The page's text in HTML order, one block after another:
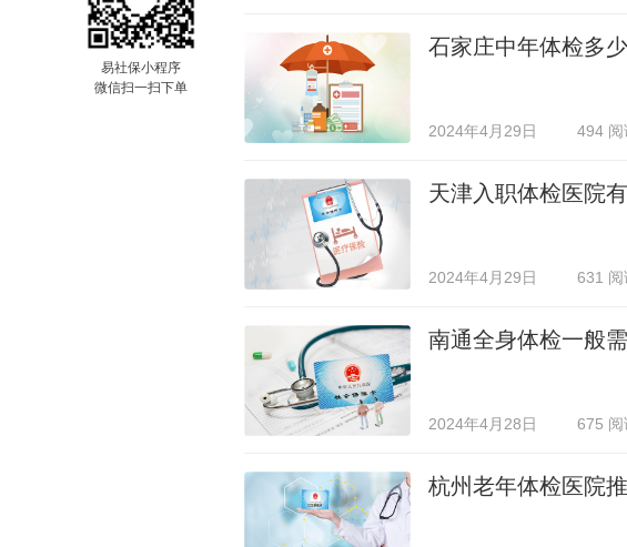
易社保小程序
微信扫一扫下单
石家庄中年体检多
2024年4月29日 494 阅
天津入职体检医院
2024年4月29日 631 阅
南通全身体检一般
2024年4月28日 675 阅
杭州老年体检医院